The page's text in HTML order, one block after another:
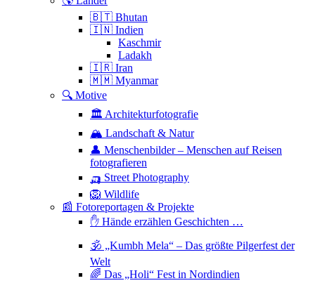
🇧🇹 Bhutan
🇮🇳 Indien
Kaschmir
Ladakh
🇮🇷 Iran
🇲🇲 Myanmar
🔍 Motive
🏛 Architekturfotografie
🏔 Landschaft & Natur
👤 Menschenbilder – Menschen auf Reisen
fotografieren
🛺 Street Photography
🦁 Wildlife
📰 Fotoreportagen & Projekte
✋ Hände erzählen Geschichten …
🕉 „Kumbh Mela“ – Das größte Pilgerfest der
Welt
🌈 Das „Holi“ Fest in Nordindien